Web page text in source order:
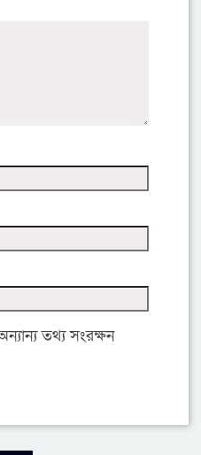
তথ্য সংরক্ষন